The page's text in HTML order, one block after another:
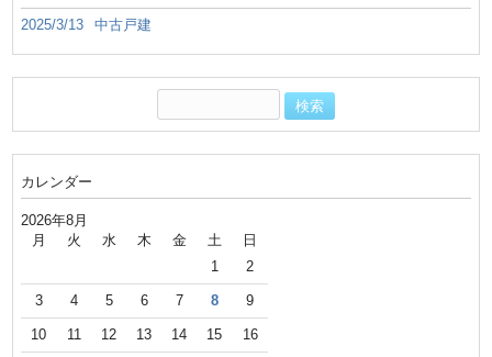
2025/3/13 中古戸建
カレンダー
2026年8月
月 火 水 木 金 土 日
1 2
3 4 5 6 7 8 9
10 11 12 13 14 15 16